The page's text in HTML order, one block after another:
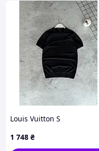
Louis Vuitton S
1 748 ₴